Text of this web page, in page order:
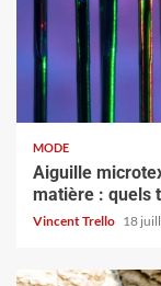
MODE
Aiguille
matière : quels
Vincent Trello 18